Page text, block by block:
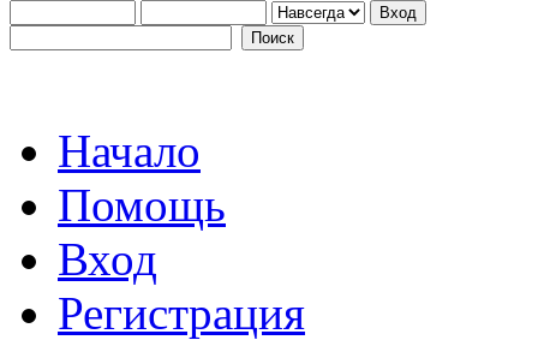
Начало
Помощь
Вход
Регистрация